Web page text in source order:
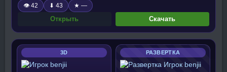
👁 42 ⬇ 43 ★ —
Открыть Скачать
3D РАЗВЕРТКА